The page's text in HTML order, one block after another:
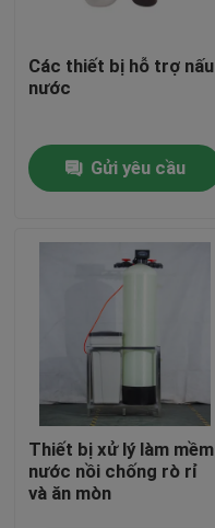
Các sản phẩm
Về chúng tôi
Các thiết bị hỗ trợ nấu
nước
Gửi yêu cầu
Thiết bị xử lý làm mềm
nước nồi chống rò rỉ
và ăn mòn